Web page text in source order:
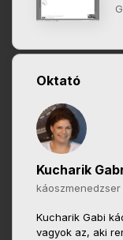
Oktató
Kucharik
káoszmenedzser
Kucharik Gabi
vagyok az, aki